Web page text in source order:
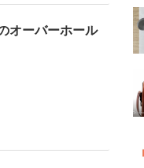
オーバーホール